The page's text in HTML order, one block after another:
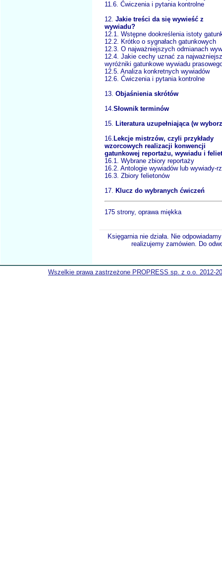
11.6. Ćwiczenia i pytania kontrolne
12. Jakie treści da się wywieść z
wywiadu?
12.1. Wstępne dookreślenia istoty
12.2. Krótko o sygnałach gatunkowych
12.3. O najważniejszych odmianach
12.4. Jakie cechy uznać za
wyróżniki gatunkowe wywiadu
12.5. Analiza konkretnych wywiadów
12.6. Ćwiczenia i pytania kontrolne
13. Objaśnienia skrótów
14.Słownik terminów
15. Literatura uzupełniająca (w
16. Lekcje mistrzów, czyli przykłady
wzorcowych realizacji konwencji
gatunkowej reportażu, wywiadu i
16.1. Wybrane zbiory reportaży
16.2. Antologie wywiadów lub wywiady-
16.3. Zbiory felietonów
17. Klucz do wybranych ćwiczeń
175 strony, oprawa miękka
Księgarnia nie działa. Nie
realizujemy zamówien. Do
Wszelkie prawa zastrzeżone PROPRESS sp. z o.o. 2012-